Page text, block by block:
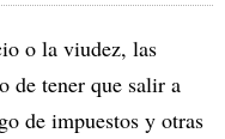
o la viudez, las
de tener que salir a
de impuestos y otras